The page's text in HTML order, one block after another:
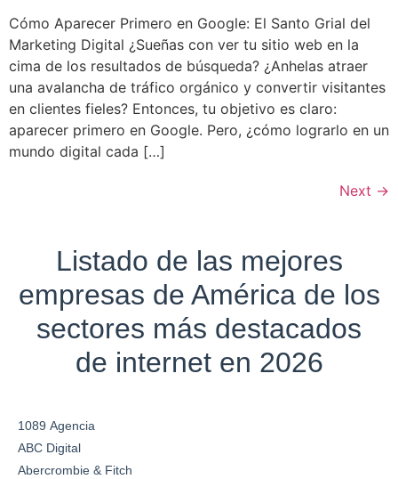
Cómo Aparecer Primero en Google: El Santo Grial del
Marketing Digital ¿Sueñas con ver tu sitio web en la
cima de los resultados de búsqueda? ¿Anhelas atraer
una avalancha de tráfico orgánico y convertir visitantes
en clientes fieles? Entonces, tu objetivo es claro:
aparecer primero en Google. Pero, ¿cómo lograrlo en un
mundo digital cada […]
Next →
Listado de las mejores
empresas de América de los
sectores más destacados
de internet en 2026
1089 Agencia
ABC Digital
Abercrombie & Fitch